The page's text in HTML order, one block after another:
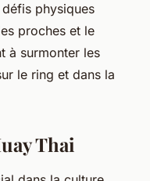
physiques
proches et le
à surmonter les
le ring et dans la
Thai